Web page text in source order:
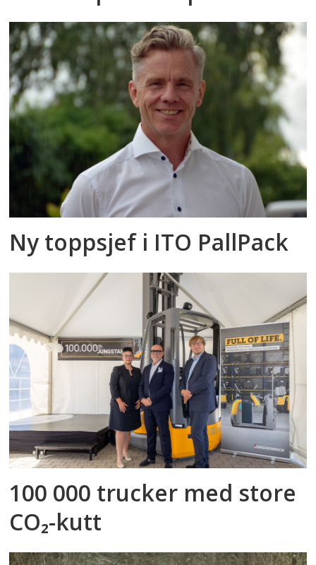
Ny toppsjef i ITO PallPack
100 000 trucker med store
CO₂-kutt